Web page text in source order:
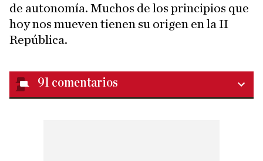
de autonomía. Muchos de los principios que
hoy nos mueven tienen su origen en la II
República.
91 comentarios